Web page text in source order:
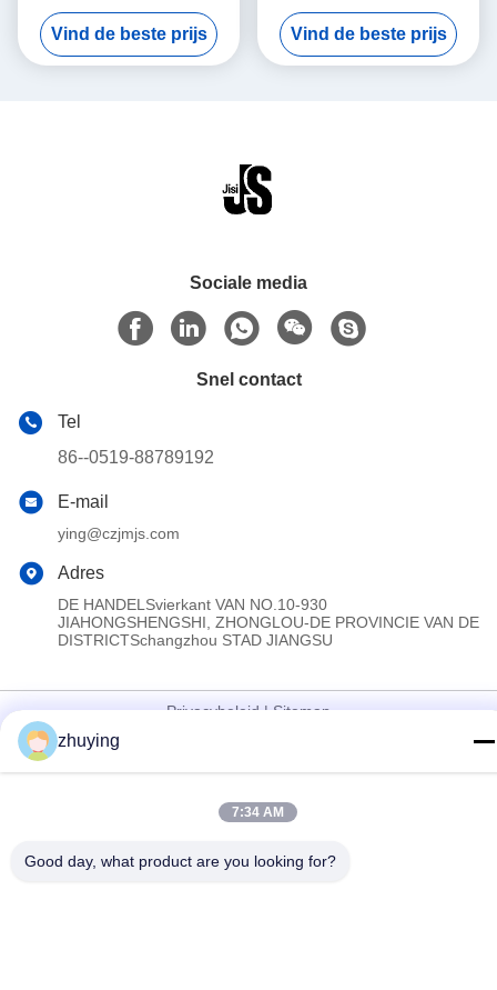
temperatuurcontrole voor
Medische Vervoer van het
Vaccinsbloed
Vind de beste prijs
Klantgerichte Temperaturen
Gemakkelijk schoon te
maken
Vind de beste prijs
Sociale media
Snel contact
Tel
86--0519-88789192
E-mail
ying@czjmjs.com
Adres
DE HANDELSvierkant VAN NO.10-930
JIAHONGSHENGSHI, ZHONGLOU-DE PROVINCIE VAN DE
DISTRICTSchangzhou STAD JIANGSU
Privacybeleid|Sitemap
China Goed Kwaliteit Grote Koelere Ijspakken Leverancier.
Copyright © 2017-2026 Changzhou jisi cold chain technology
Co.,ltd Allemaal. Alle rechten voorbehouden.
zhuying
7:34 AM
Good day, what product are you looking for?